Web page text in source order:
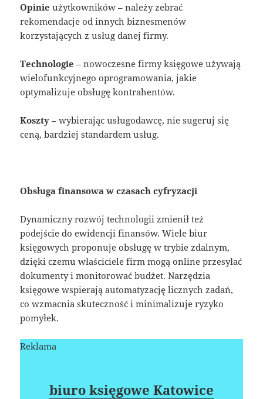
Opinie użytkowników – należy zebrać
rekomendacje od innych biznesmenów
korzystających z usług danej firmy.
Technologie – nowoczesne firmy księgowe używają
wielofunkcyjnego oprogramowania, jakie
optymalizuje obsługę kontrahentów.
Koszty – wybierając usługodawcę, nie sugeruj się
ceną, bardziej standardem usług.
Obsługa finansowa w czasach cyfryzacji
Dynamiczny rozwój technologii zmienił też
podejście do ewidencji finansów. Wiele biur
księgowych proponuje obsługę w trybie zdalnym,
dzięki czemu właściciele firm mogą online przesyłać
dokumenty i monitorować budżet. Narzędzia
księgowe wspierają automatyzację licznych zadań,
co wzmacnia skuteczność i minimalizuje ryzyko
pomyłek.
Reklama
biuro księgowe Katowice